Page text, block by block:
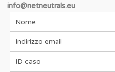
info@netneutrals.eu